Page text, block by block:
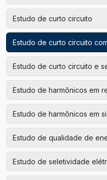
Estudo de curto circuito
Estudo de curto circuito
Estudo de curto circuito e
Estudo de harmônicos em
Estudo de harmônicos em
Estudo de qualidade de
Estudo de seletividade